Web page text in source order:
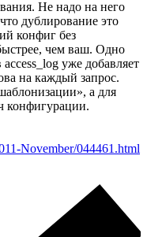
Не надо на него
дублирование это
конфиг без
чем ваш. Одно
уже добавляет
на каждый запрос.
а для
конфигурации.
November/044461.html